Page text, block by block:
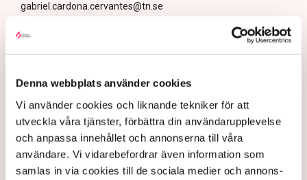
Denna webbplats använder cookies
Vi använder cookies och liknande tekniker för att
utveckla våra tjänster, förbättra din användarupplevelse
och anpassa innehållet och annonserna till våra
användare. Vi vidarebefordrar även information som
samlas in via cookies till de sociala medier och annons-
gabriel.cardona.cervantes@tn.se
Uppdaterad: 7 aug 2026, 09:58
LÄS ÄVEN
Ledare: Polisen måste kunna
stoppa sabotagen
5 AUGUSTI 2026 |